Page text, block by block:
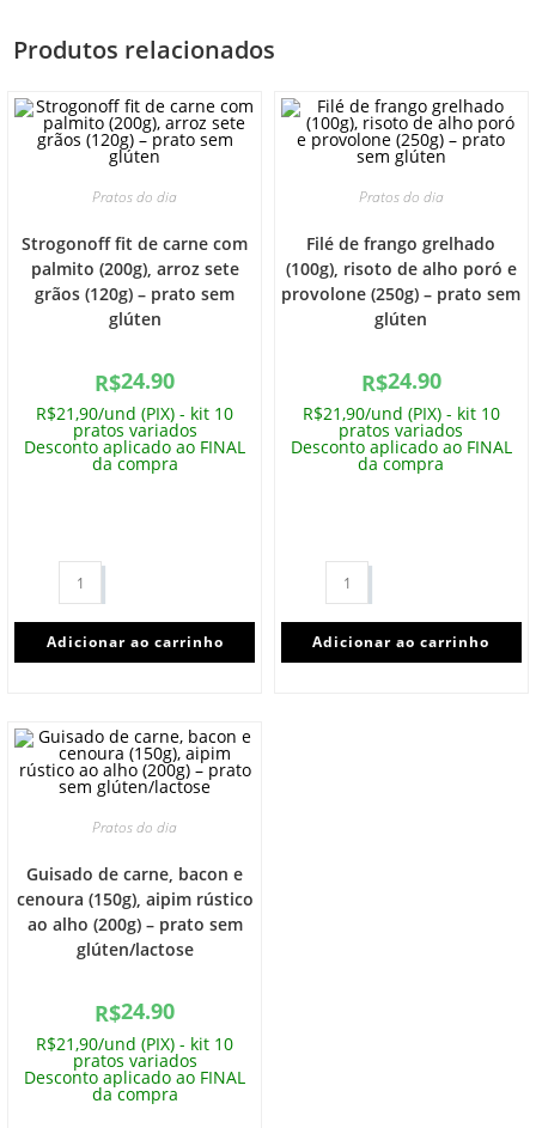
Produtos relacionados
Pratos do dia
Strogonoff fit de carne com
palmito (200g), arroz sete
grãos (120g) – prato sem
glúten
R$24.90
R$21,90/und (PIX) - kit 10
pratos variados
Desconto aplicado ao FINAL
da compra
Adicionar ao carrinho
Pratos do dia
Filé de frango grelhado
(100g), risoto de alho poró e
provolone (250g) – prato sem
glúten
R$24.90
R$21,90/und (PIX) - kit 10
pratos variados
Desconto aplicado ao FINAL
da compra
Adicionar ao carrinho
Pratos do dia
Guisado de carne, bacon e
cenoura (150g), aipim rústico
ao alho (200g) – prato sem
glúten/lactose
R$24.90
R$21,90/und (PIX) - kit 10
pratos variados
Desconto aplicado ao FINAL
da compra